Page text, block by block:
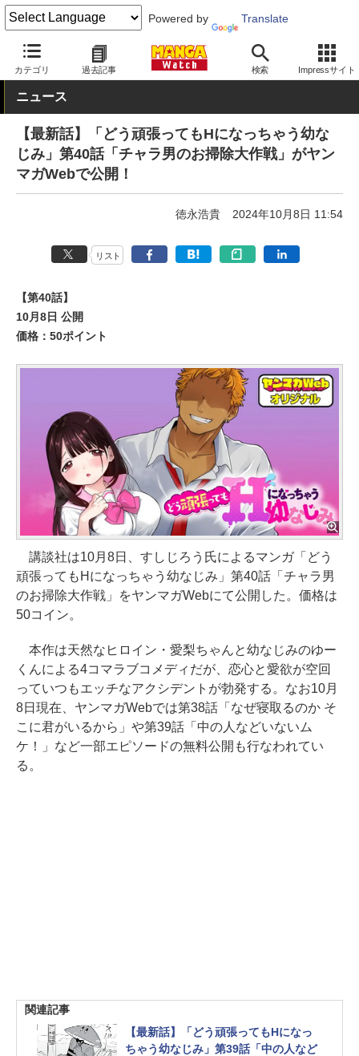
Powered by Translate
カテゴリ 過去記事 検索 Impressサイト
MANGA Watch Web/アプリ ヤンマガWeb
ニュース
【最新話】「どう頑張ってもHになっちゃう幼な
じみ」第40話「チャラ男のお掃除大作戦」がヤン
マガWebで公開！
徳永浩貴 2024年10月8日 11:54
リスト
【第40話】
10月8日 公開
価格：50ポイント
講談社は10月8日、すしじろう氏によるマンガ「どう
頑張ってもHになっちゃう幼なじみ」第40話「チャラ男
のお掃除大作戦」をヤンマガWebにて公開した。価格は
50コイン。
本作は天然なヒロイン・愛梨ちゃんと幼なじみのゆー
くんによる4コマラブコメディだが、恋心と愛欲が空回
っていつもエッチなアクシデントが勃発する。なお10月
8日現在、ヤンマガWebでは第38話「なぜ寝取るのか そ
こに君がいるから」や第39話「中の人などいないム
ケ！」など一部エピソードの無料公開も行なわれてい
る。
関連記事
【最新話】「どう頑張ってもHになっ
ちゃう幼なじみ」第39話「中の人など